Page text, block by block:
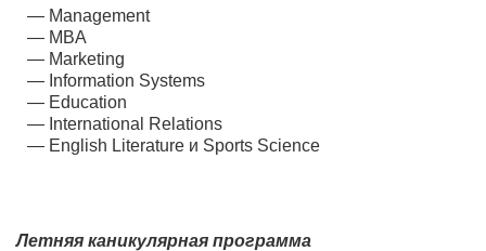
Management
MBA
Marketing
Information Systems
Education
International Relations
English Literature и Sports Science
Летняя каникулярная программа